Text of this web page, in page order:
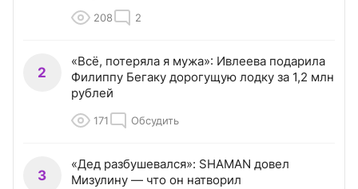
208 2
2
«Всё, потеряла я мужа»: Ивлеева подарила
Филиппу Бегаку дорогущую лодку за 1,2 млн
рублей
171 Обсудить
3
«Дед разбушевался»: SHAMAN довел
Мизулину — что он натворил